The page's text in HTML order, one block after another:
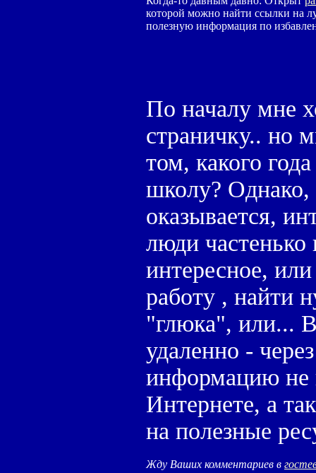
которой можно найти ссылки на
полезную информация по
По началу мне
страничку.. но
том, какого
школу? Однако,
оказывается,
люди частенько
интересное,
работу , найти
"глюка", или...
удаленно -
информацию
Интернете, а
на полезные
Жду Ваших комментариев в